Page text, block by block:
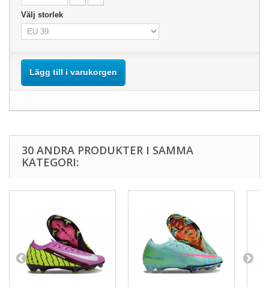
Välj storlek
Lägg till i varukorgen
30 ANDRA PRODUKTER I SAMMA
KATEGORI: